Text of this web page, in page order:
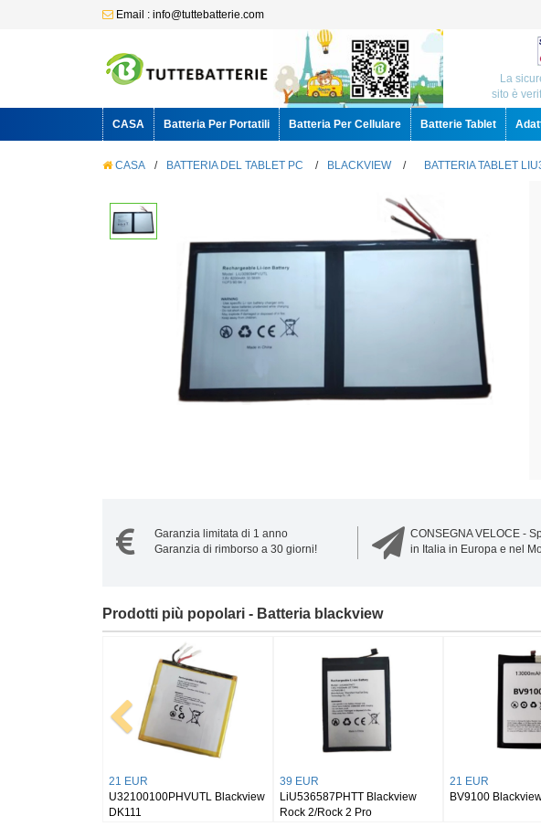
Email : info@tuttebatterie.com
La
sito è
CASA Batteria Per Portatili Batteria Per Cellulare Batterie Tablet
CASA / BATTERIA DEL TABLET PC / BLACKVIEW / BATTERIA TABLET
Garanzia limitata di 1 anno
Garanzia di rimborso a 30 giorni!
CONSEGNA VELOCE -
in Italia in Europa e nel
Prodotti più popolari - Batteria blackview
30 EUR
Li504864ADT Blackview Hero
10
24 EUR
U309094PV-1S2P Blackview
Tab 15
28 EUR
Li318991PVYTL